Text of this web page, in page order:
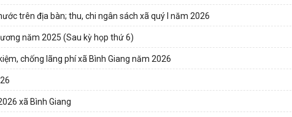
trên địa bàn; thu, chi ngân sách xã quý I năm 2026
năm 2025 (Sau kỳ họp thứ 6)
chống lãng phí xã Bình Giang năm 2026
xã Bình Giang